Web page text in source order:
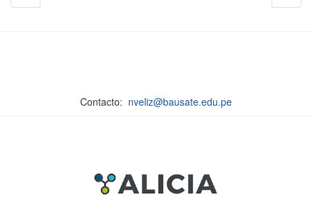
Contacto: nveliz@bausate.edu.pe